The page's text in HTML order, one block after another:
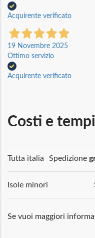
Acquirente verificato
19 Novembre 2025
Ottimo servizio
Acquirente verificato
Costi e
Tutta italia Spedizione
Isole minori
Se vuoi maggiori